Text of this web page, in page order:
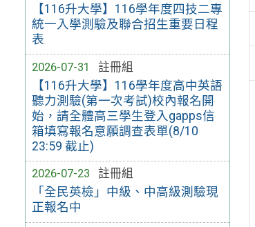
【116升大學】116學年度四技二專
統一入學測驗及聯合招生重要日程
表
2026-07-31
註冊組
【116升大學】116學年度高中英語
聽力測驗(第一次考試)校內報名開
始，請全體高三學生登入gapps信
箱填寫報名意願調查表單(8/10
23:59 截止)
2026-07-23
註冊組
「全民英檢」中級、中高級測驗現
正報名中